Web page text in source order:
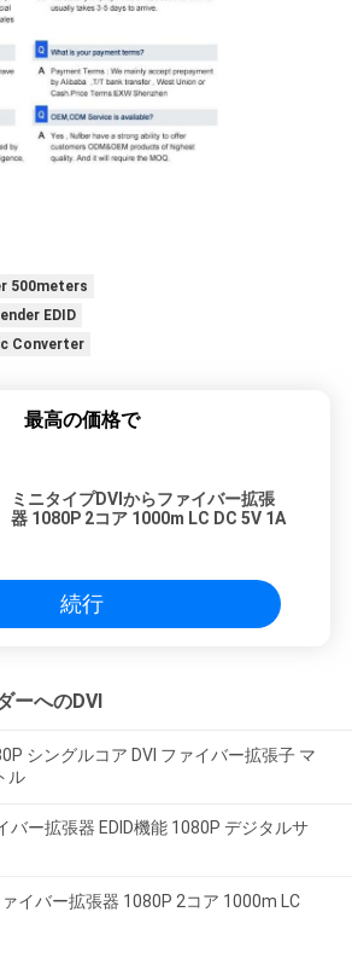
500meters
EDID
Converter
最高の価格で
ミニタイプDVIからファイバー拡張
器 1080P 2コア 1000m LC DC 5V 1A
続行
ーへのDVI
シングルコア DVI ファイバー拡張子 マ
ル
バー拡張器 EDID機能 1080P デジタルサ
イバー拡張器 1080P 2コア 1000m LC